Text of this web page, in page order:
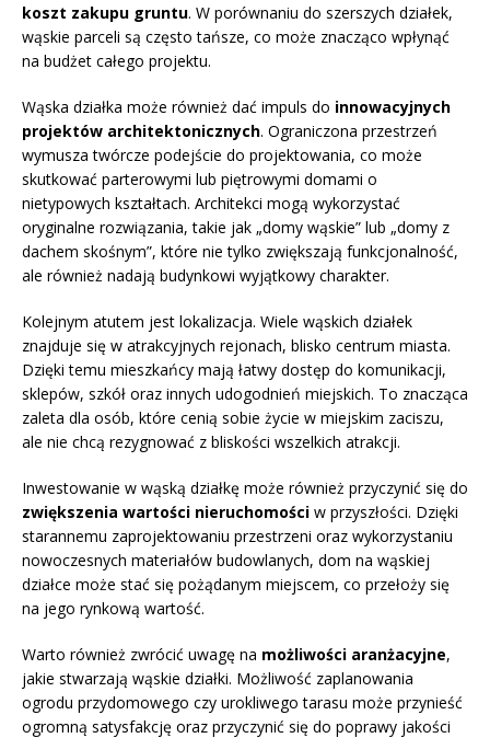
koszt zakupu gruntu. W porównaniu do szerszych działek,
wąskie parceli są często tańsze, co może znacząco wpłynąć
na budżet całego projektu.
Wąska działka może również dać impuls do innowacyjnych
projektów architektonicznych. Ograniczona przestrzeń
wymusza twórcze podejście do projektowania, co może
skutkować parterowymi lub piętrowymi domami o
nietypowych kształtach. Architekci mogą wykorzystać
oryginalne rozwiązania, takie jak „domy wąskie” lub „domy z
dachem skośnym”, które nie tylko zwiększają funkcjonalność,
ale również nadają budynkowi wyjątkowy charakter.
Kolejnym atutem jest lokalizacja. Wiele wąskich działek
znajduje się w atrakcyjnych rejonach, blisko centrum miasta.
Dzięki temu mieszkańcy mają łatwy dostęp do komunikacji,
sklepów, szkół oraz innych udogodnień miejskich. To znacząca
zaleta dla osób, które cenią sobie życie w miejskim zaciszu,
ale nie chcą rezygnować z bliskości wszelkich atrakcji.
Inwestowanie w wąską działkę może również przyczynić się do
zwiększenia wartości nieruchomości w przyszłości. Dzięki
starannemu zaprojektowaniu przestrzeni oraz wykorzystaniu
nowoczesnych materiałów budowlanych, dom na wąskiej
działce może stać się pożądanym miejscem, co przełoży się
na jego rynkową wartość.
Warto również zwrócić uwagę na możliwości aranżacyjne,
jakie stwarzają wąskie działki. Możliwość zaplanowania
ogrodu przydomowego czy urokliwego tarasu może przynieść
ogromną satysfakcję oraz przyczynić się do poprawy jakości